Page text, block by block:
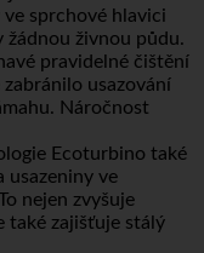
riziko bakteriální
sprchové hlavici
žádnou živnou půdu.
pravidelné čištění
usazování
Náročnost
Ecoturbino také
usazeniny ve
nejen zvyšuje
zajišťuje stálý